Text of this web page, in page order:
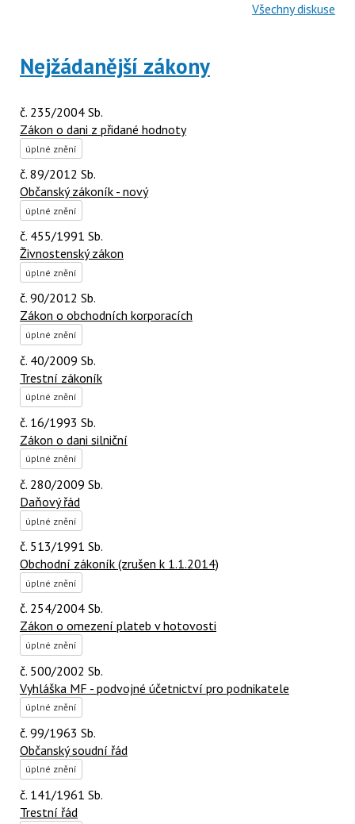
Všechny diskuse
Nejžádanější zákony
č. 235/2004 Sb.
Zákon o dani z přidané hodnoty
úplné znění
č. 89/2012 Sb.
Občanský zákoník - nový
úplné znění
č. 455/1991 Sb.
Živnostenský zákon
úplné znění
č. 90/2012 Sb.
Zákon o obchodních korporacích
úplné znění
č. 40/2009 Sb.
Trestní zákoník
úplné znění
č. 16/1993 Sb.
Zákon o dani silniční
úplné znění
č. 280/2009 Sb.
Daňový řád
úplné znění
č. 513/1991 Sb.
Obchodní zákoník (zrušen k 1.1.2014)
úplné znění
č. 254/2004 Sb.
Zákon o omezení plateb v hotovosti
úplné znění
č. 500/2002 Sb.
Vyhláška MF - podvojné účetnictví pro podnikatele
úplné znění
č. 99/1963 Sb.
Občanský soudní řád
úplné znění
č. 141/1961 Sb.
Trestní řád